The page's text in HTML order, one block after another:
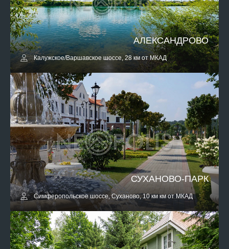
АЛЕКСАНДРОВО
Калужское/Варшавское шоссе, 28 км от МКАД
СУХАНОВО-ПАРК
Симферопольское шоссе, Суханово, 10 км км от МКАД